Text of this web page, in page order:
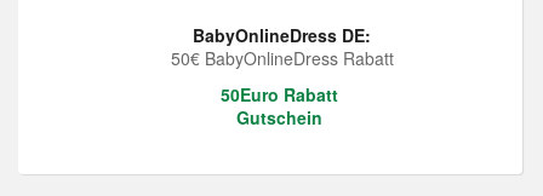
BabyOnlineDress DE:
50€ BabyOnlineDress Rabatt
50Euro Rabatt
Gutschein